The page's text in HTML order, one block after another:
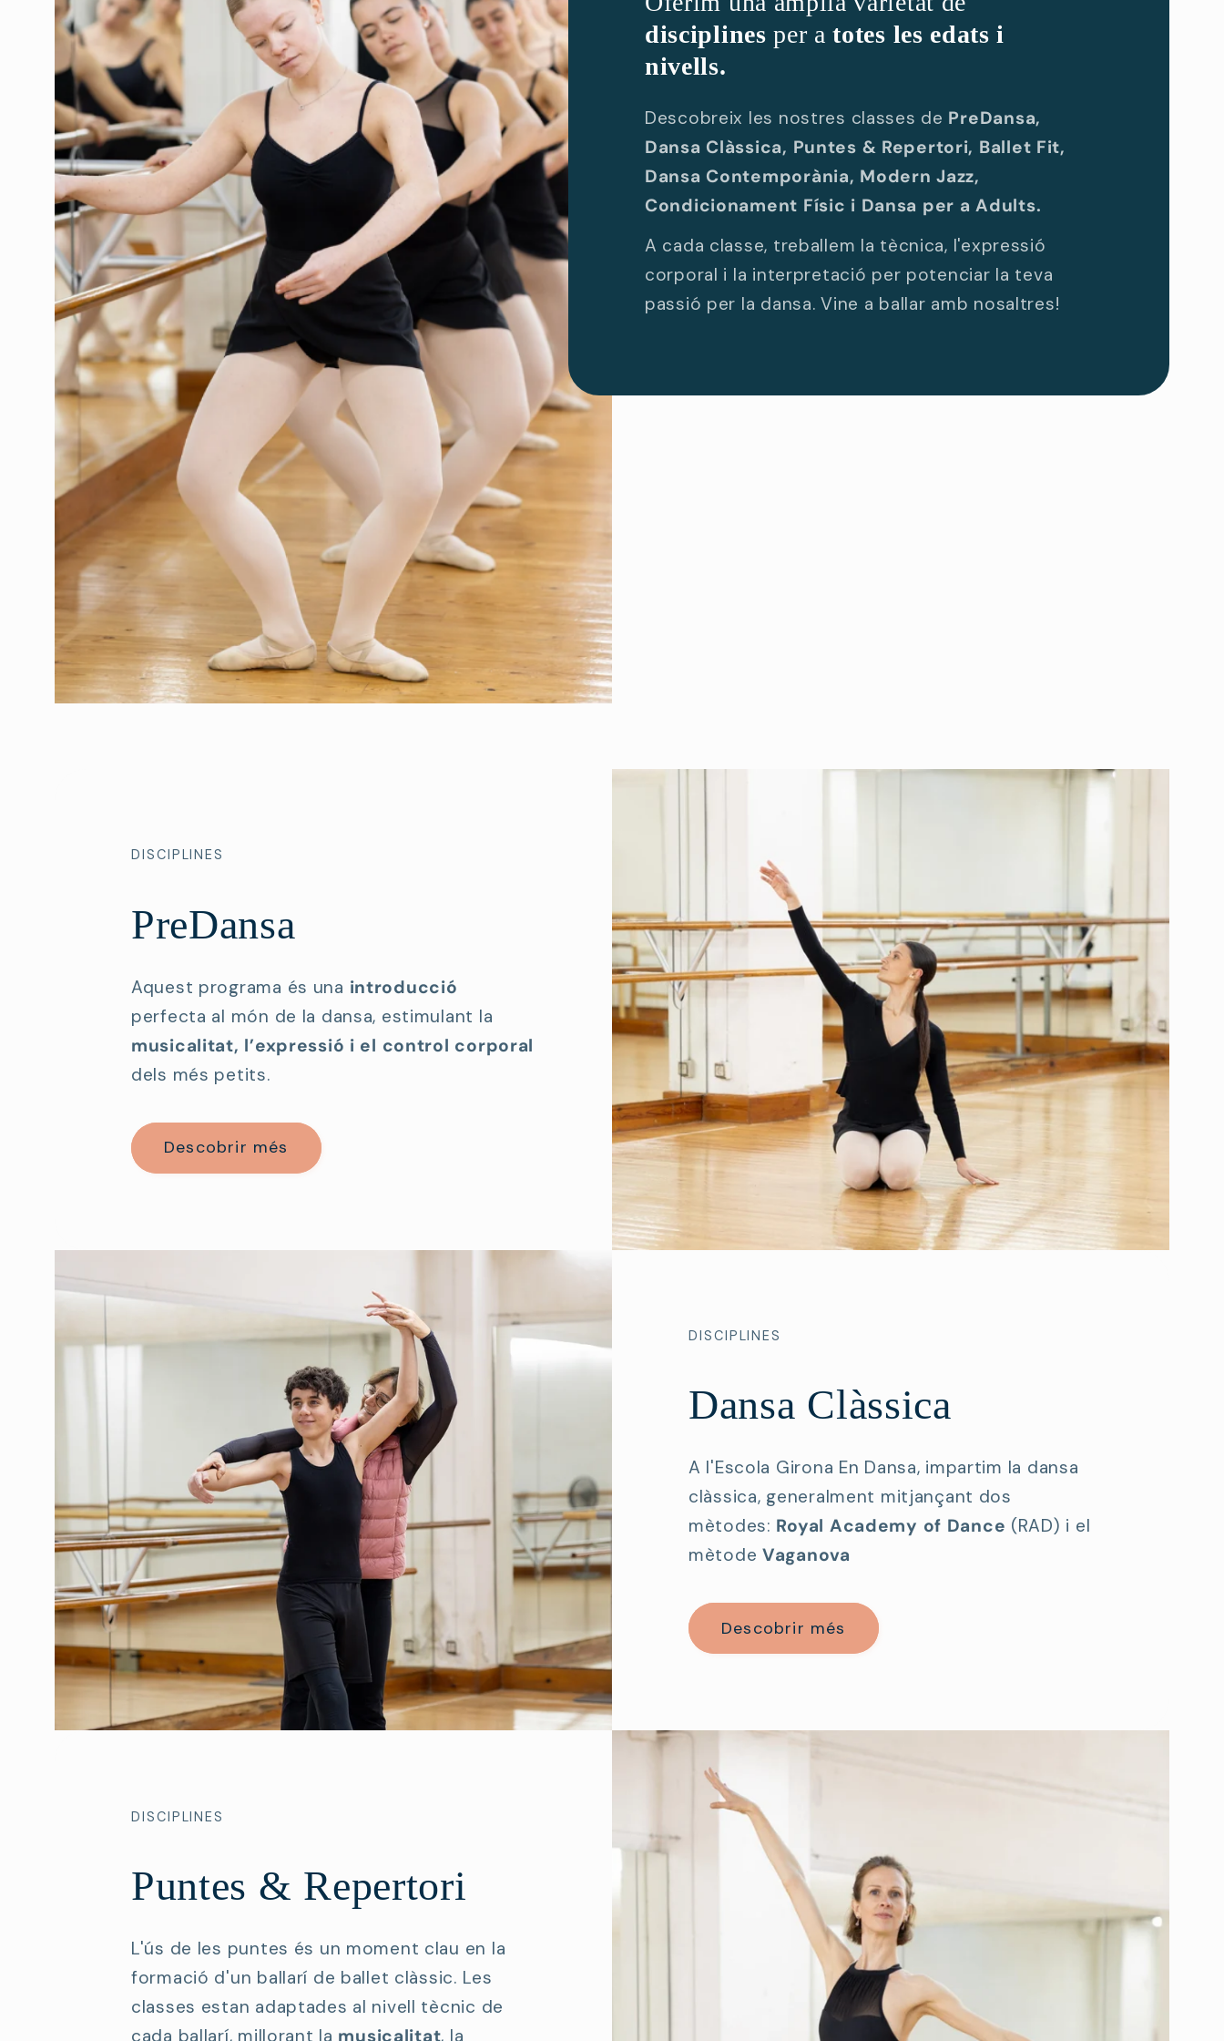
disciplines per a totes les edats i
nivells.
Descobreix les nostres classes de PreDansa,
Dansa Clàssica, Puntes & Repertori, Ballet Fit,
Dansa Contemporània, Modern Jazz,
Condicionament Físic i Dansa per a Adults.
A cada classe, treballem la tècnica, l'expressió
corporal i la interpretació per potenciar la teva
passió per la dansa. Vine a ballar amb nosaltres!
DISCIPLINES
PreDansa
Aquest programa és una introducció
perfecta al món de la dansa, estimulant la
musicalitat, l’expressió i el control corporal
dels més petits.
Descobrir més
DISCIPLINES
Dansa Clàssica
A l'Escola Girona En Dansa, impartim la dansa
clàssica, generalment mitjançant dos
mètodes: Royal Academy of Dance (RAD) i el
mètodeVaganova
Descobrir més
DISCIPLINES
Puntes & Repertori
L'ús de les puntes és un moment clau en la
formació d'un ballarí de ballet clàssic. Les
classes estan adaptades al nivell tècnic de
cada ballarí, millorant la musicalitat, la